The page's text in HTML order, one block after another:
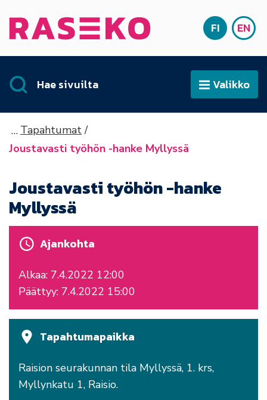
Etusivu SUOMI
FI EN
Hae sivuilta AvaaValikko
Tapahtumat
Joustavasti työhön -hanke Myllyssä
Joustavasti työhön -hanke
Myllyssä
Ajankohta
Alkaa: 7.4.2022 12:00
Päättyy: 7.4.2022 15:00
Tapahtumapaikka
Raision seurakunnan tila Myllyssä, 1. krs,
Myllynkatu 1, Raisio.